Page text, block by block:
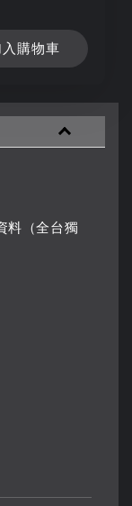
入購物車
料（全台獨